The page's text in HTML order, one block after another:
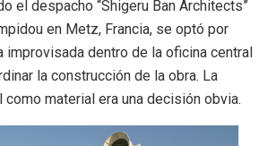
el despacho “Shigeru Ban Architects”
en Metz, Francia, se optó por
improvisada dentro de la oficina central
la construcción de la obra. La
material era una decisión obvia.